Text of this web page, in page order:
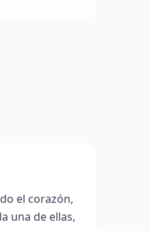
el corazón,
una de ellas,